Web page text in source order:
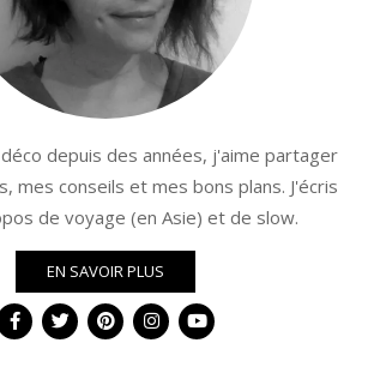
depuis des années, j'aime partager
mes conseils et mes bons plans. J'écris
de voyage (en Asie) et de slow.
EN SAVOIR PLUS